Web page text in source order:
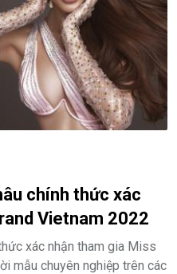
chính thức xác
Vietnam 2022
xác nhận tham gia Miss
mẫu chuyên nghiệp trên các